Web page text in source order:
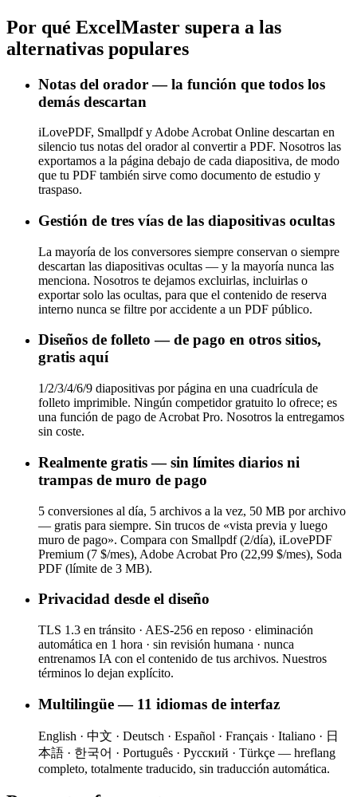
Por qué ExcelMaster supera a las
alternativas populares
Notas del orador — la función que todos los
demás descartan
iLovePDF, Smallpdf y Adobe Acrobat Online descartan en
silencio tus notas del orador al convertir a PDF. Nosotros las
exportamos a la página debajo de cada diapositiva, de modo
que tu PDF también sirve como documento de estudio y
traspaso.
Gestión de tres vías de las diapositivas ocultas
La mayoría de los conversores siempre conservan o siempre
descartan las diapositivas ocultas — y la mayoría nunca las
menciona. Nosotros te dejamos excluirlas, incluirlas o
exportar solo las ocultas, para que el contenido de reserva
interno nunca se filtre por accidente a un PDF público.
Diseños de folleto — de pago en otros sitios,
gratis aquí
1/2/3/4/6/9 diapositivas por página en una cuadrícula de
folleto imprimible. Ningún competidor gratuito lo ofrece; es
una función de pago de Acrobat Pro. Nosotros la entregamos
sin coste.
Realmente gratis — sin límites diarios ni
trampas de muro de pago
5 conversiones al día, 5 archivos a la vez, 50 MB por archivo
— gratis para siempre. Sin trucos de «vista previa y luego
muro de pago». Compara con Smallpdf (2/día), iLovePDF
Premium (7 $/mes), Adobe Acrobat Pro (22,99 $/mes), Soda
PDF (límite de 3 MB).
Privacidad desde el diseño
TLS 1.3 en tránsito · AES-256 en reposo · eliminación
automática en 1 hora · sin revisión humana · nunca
entrenamos IA con el contenido de tus archivos. Nuestros
términos lo dejan explícito.
Multilingüe — 11 idiomas de interfaz
English · 中文 · Deutsch · Español · Français · Italiano · 日
本語 · 한국어 · Português · Русский · Türkçe — hreflang
completo, totalmente traducido, sin traducción automática.